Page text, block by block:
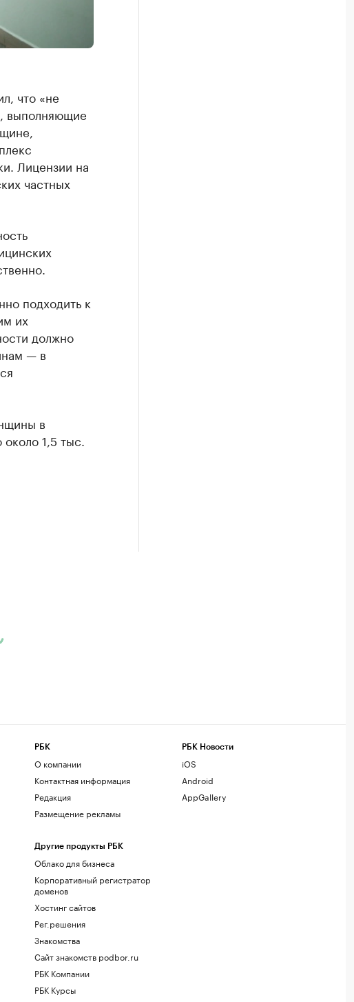
что «не
выполняющие
Лицензии на
частных
подходить к
их
должно
— в
в
1,5 тыс.
РБК
О компании
Контактная информация
Редакция
Размещение рекламы
Другие продукты РБК
Облако для бизнеса
Корпоративный регистратор
доменов
Хостинг сайтов
Рег.решения
Знакомства
Сайт знакомств podbor.ru
РБК Компании
РБК Курсы
РБК Новости
iOS
Android
AppGallery